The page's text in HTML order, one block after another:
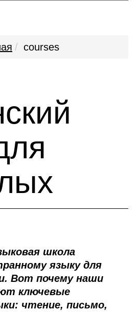
courses
школа
языку для
Вот почему наши
ключевые
чтение, письмо,